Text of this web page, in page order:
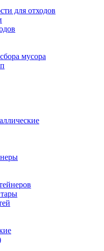
для отходов
мусора